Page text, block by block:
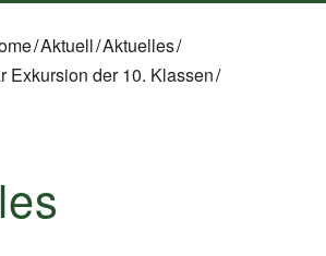
/Aktuell/Aktuelles/
Exkursion der 10. Klassen/